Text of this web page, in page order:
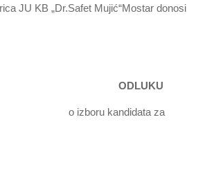
JU KB „Dr.Safet Mujić“Mostar donosi
kandidata za